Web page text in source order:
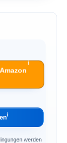
ℹ︎
ℹ︎
werden